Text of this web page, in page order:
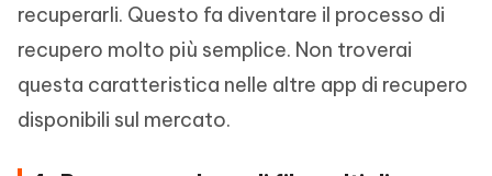
recuperarli. Questo fa diventare il processo di
recupero molto più semplice. Non troverai
questa caratteristica nelle altre app di recupero
disponibili sul mercato.